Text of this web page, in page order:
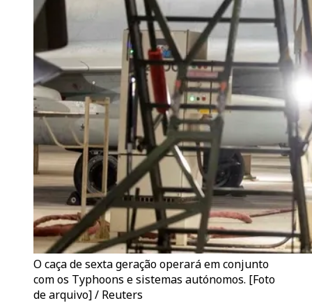
O caça de sexta geração operará em conjunto
com os Typhoons e sistemas autónomos. [Foto
de arquivo] / Reuters